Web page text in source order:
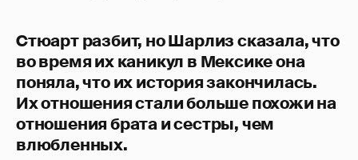
Стюарт разбит, но Шарлиз сказала, что
во время их каникул в Мексике она
поняла, что их история закончилась.
Их отношения стали больше похожи на
отношения брата и сестры, чем
влюбленных.